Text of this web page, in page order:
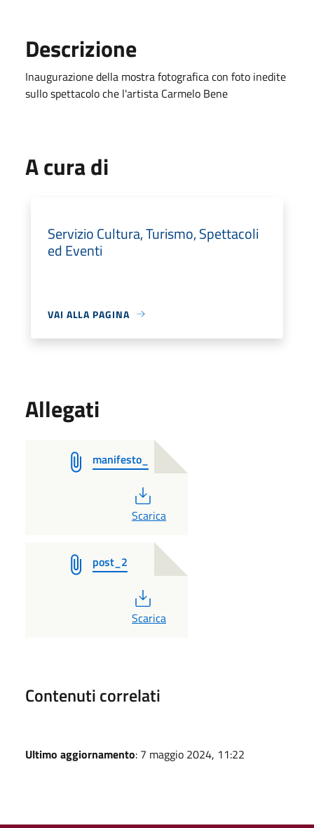
Descrizione
Inaugurazione della mostra fotografica con foto inedite
sullo spettacolo che l'artista Carmelo Bene
A cura di
Servizio Cultura, Turismo, Spettacoli
ed Eventi
VAI ALLA PAGINA
Allegati
manifesto_
PDF
Scarica
post_2
PDF
Scarica
Contenuti correlati
Ultimo aggiornamento: 7 maggio 2024, 11:22